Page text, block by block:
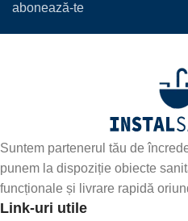
abonează-te
Suntem partenerul tău de
punem la dispoziție obiecte
funcționale și livrare rapidă
Link-uri utile